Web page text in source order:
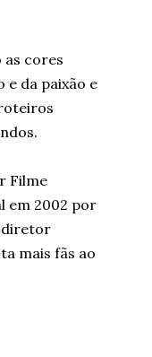
cores
e da paixão e
Filme
em 2002 por
diretor
mais fãs ao